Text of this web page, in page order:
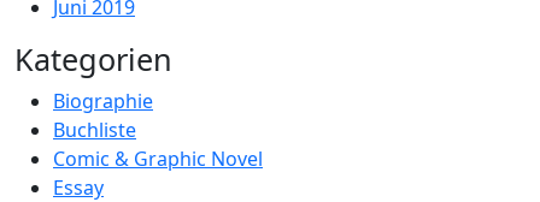
Juni 2019
Kategorien
Biographie
Buchliste
Comic & Graphic Novel
Essay